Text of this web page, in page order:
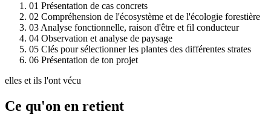
01 Présentation de cas concrets
02 Compréhension de l'écosystème et de l'écologie forestière
03 Analyse fonctionnelle, raison d'être et fil conducteur
04 Observation et analyse de paysage
05 Clés pour sélectionner les plantes des différentes strates
06 Présentation de ton projet
elles et ils l'ont vécu
Ce qu'on en retient